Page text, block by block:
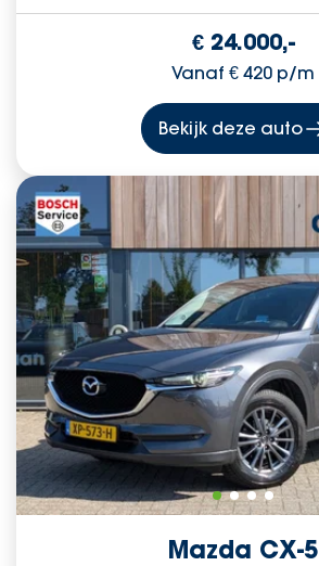
€ 24.000,-
Vanaf € 420 p/m
Bekijk deze auto
Mazda CX-5